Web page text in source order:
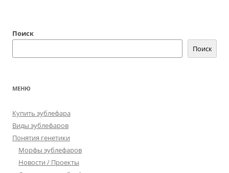
Поиск
Поиск
МЕНЮ
Купить эублефара
Виды эублефаров
Понятия генетики
Морфы эублефаров
Новости / Проекты